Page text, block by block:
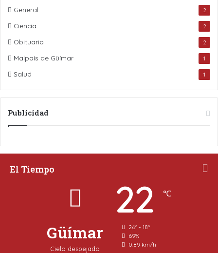
General 2
Ciencia 2
Obituario 2
Malpaís de Güímar 1
Salud 1
Publicidad
El Tiempo
Güímar
Cielo despejado
22 ℃
26º - 18º
69%
0.89 km/h